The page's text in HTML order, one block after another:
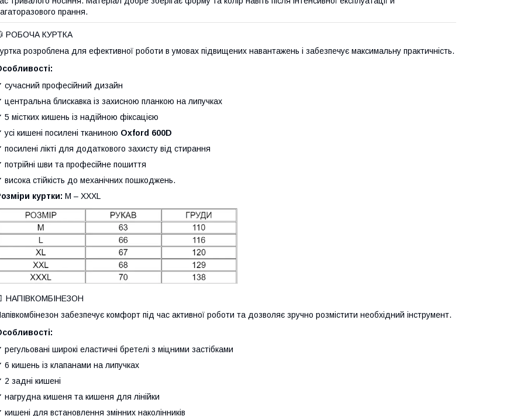
прання.
РОБОЧА КУРТКА
розроблена для ефективної роботи в умовах підвищених навантажень і забезпечує максимальну практичність.
сучасний професійний дизайн
центральна блискавка із захисною планкою на липучках
5 містких кишень із надійною фіксацією
усі кишені посилені тканиною Oxford 600D
посилені лікті для додаткового захисту від стирання
потрійні шви та професійне пошиття
висока стійкість до механічних пошкоджень.
куртки: M – XXXL
НАПІВКОМБІНЕЗОН
забезпечує комфорт під час активної роботи та дозволяє зручно розмістити необхідний інструмент.
регульовані широкі еластичні бретелі з міцними застібками
6 кишень із клапанами на липучках
2 задні кишені
нагрудна кишеня та кишеня для лінійки
кишені для встановлення змінних наколінників